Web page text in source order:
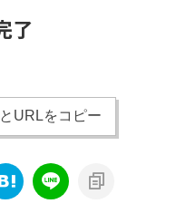
了
URLをコピー